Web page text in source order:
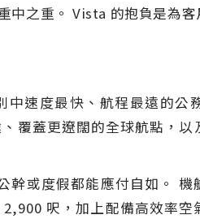
中之重。 Vista 的抱負是為
中速度最快、航程最遠的公
覆蓋更遼闊的全球航點，以
或度假都能應付自如。 機
呎，加上配備高效率空